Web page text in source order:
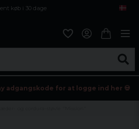
køb i 30 dage
adgangskode for at logge ind her 💀